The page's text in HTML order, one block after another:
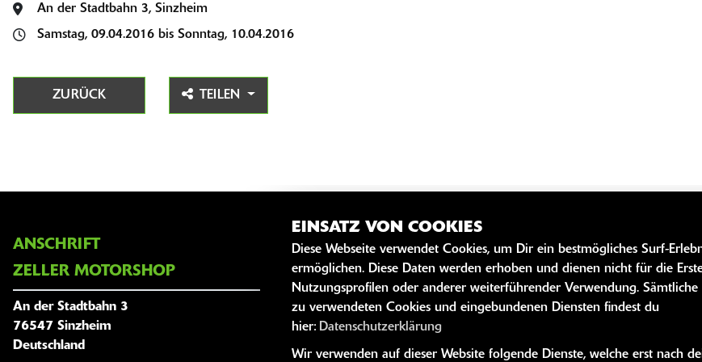
An der Stadtbahn 3, Sinzheim
Samstag, 09.04.2016 bis Sonntag, 10.04.2016
ZURÜCK TEILEN
ANSCHRIFT
ZELLER MOTORSHOP
An der Stadtbahn 3
76547 Sinzheim
Deutschland
ÖFFNUNGSZEITEN
Montag:
geschlossen
Dienstag:
09:00 - 12:00 und 14:00 - 17:00
09:00 - 12:00 und 14:00 - 17:00
Kawasaki
EINSATZ VON COOKIES
Diese Webseite verwendet Cookies, um Dir ein bestmögliches Surf-
ermöglichen. Diese Daten werden erhoben und dienen nicht für die
Nutzungsprofilen oder anderer weiterführender Verwendung.
zu verwendeten Cookies und eingebundenen Diensten findest du
hier: Datenschutzerklärung
Wir verwenden auf dieser Website folgende Dienste, welche erst nach